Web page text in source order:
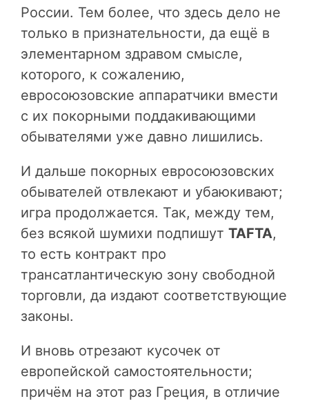
России. Тем более, что здесь дело не
только в признательности, да ещё в
элементарном здравом смысле,
которого, к сожалению,
евросоюзовские аппаратчики вмести
с их покорными поддакивающими
обывателями уже давно лишились.
И дальше покорных евросоюзовских
обывателей отвлекают и убаюкивают;
игра продолжается. Так, между тем,
без всякой шумихи подпишут TAFTA,
то есть контракт про
трансатлантическую зону свободной
торговли, да издают соответствующие
законы.
И вновь отрезают кусочек от
европейской самостоятельности;
причём на этот раз Греция, в отличие